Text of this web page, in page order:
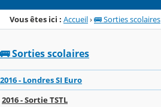
Vous êtes ici : Accueil›🚌 Sorties scolaires
🚌 Sorties scolaires
2016 - Londres SI Euro
2016 - Sortie TSTL